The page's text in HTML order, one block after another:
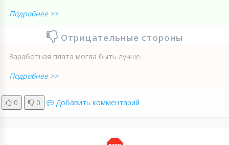
Подробнее >>
Отрицательные стороны
Заработная плата могла быть лучше.
Подробнее >>
0 0 Добавить комментарий